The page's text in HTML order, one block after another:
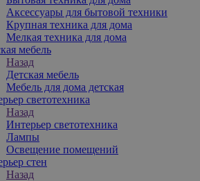
Аксессуары для бытовой техники
Крупная техника для дома
Мелкая техника для дома
мебель
Назад
Детская мебель
Мебель для дома детская
светотехника
Назад
Интерьер светотехника
Лампы
Освещение помещений
стен
Назад